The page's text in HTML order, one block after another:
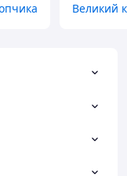
Великий